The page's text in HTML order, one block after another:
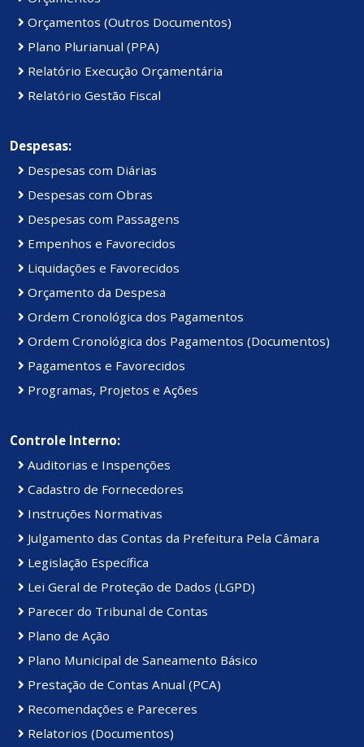
Orçamentos (Outros Documentos)
Plano Plurianual (PPA)
Relatório Execução Orçamentária
Relatório Gestão Fiscal
Despesas:
Despesas com Diárias
Despesas com Obras
Despesas com Passagens
Empenhos e Favorecidos
Liquidações e Favorecidos
Orçamento da Despesa
Ordem Cronológica dos Pagamentos
Ordem Cronológica dos Pagamentos (Documentos)
Pagamentos e Favorecidos
Programas, Projetos e Ações
Controle Interno:
Auditorias e Inspenções
Cadastro de Fornecedores
Instruções Normativas
Julgamento das Contas da Prefeitura Pela Câmara
Legislação Específica
Lei Geral de Proteção de Dados (LGPD)
Parecer do Tribunal de Contas
Plano de Ação
Plano Municipal de Saneamento Básico
Prestação de Contas Anual (PCA)
Recomendações e Pareceres
Relatorios (Documentos)